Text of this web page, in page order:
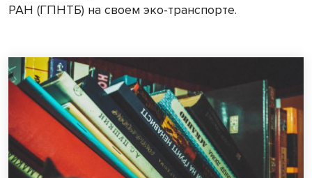
РАН (ГПНТБ) на своем эко-транспорте.